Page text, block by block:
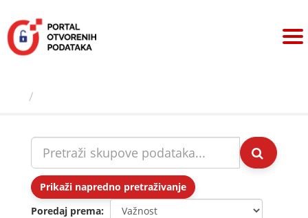
sadržaj
Prikaži napredno pretraživanje
Poredaj prema